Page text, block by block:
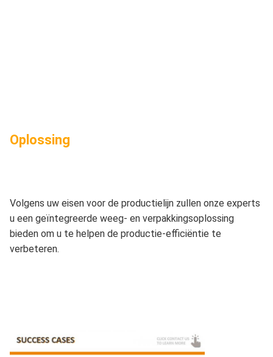
Oplossing
Volgens uw eisen voor de productielijn zullen onze experts
u een geïntegreerde weeg- en verpakkingsoplossing
bieden om u te helpen de productie-efficiëntie te
verbeteren.